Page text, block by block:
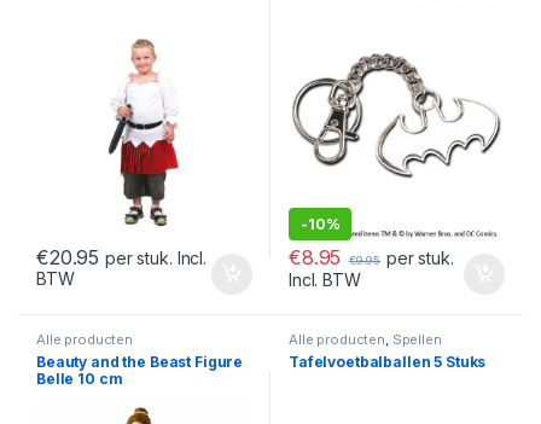
€20.95 per stuk. Incl.
BTW
-10%
€8.95 €9.95 per stuk.
Incl. BTW
Alle producten
Beauty and the Beast Figure
Belle 10 cm
Alle producten, Spellen
Tafelvoetbalballen 5 Stuks